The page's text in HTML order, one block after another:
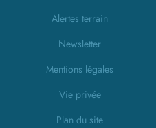
Alertes terrain
Newsletter
Mentions légales
Vie privée
Plan du site